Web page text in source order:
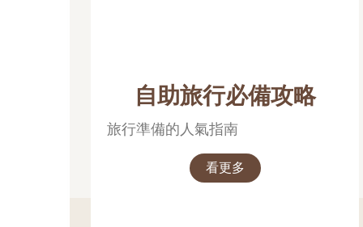
自助旅行必備攻略
旅行準備的人氣指南
看更多